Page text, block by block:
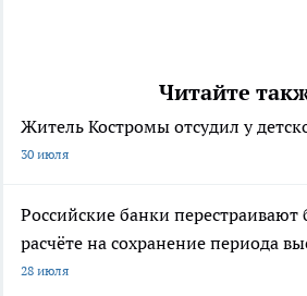
Читайте
Житель Костромы отсудил у
30 июля
Российские банки
расчёте на сохранение периода
28 июля